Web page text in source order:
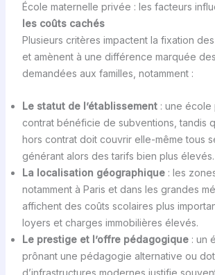
École maternelle privée : les facteurs
les coûts cachés
Plusieurs critères impactent la fixation des
et amènent à une différence marquée
demandées aux familles, notamment :
Le statut de l’établissement: une école
contrat bénéficie de subventions, tandis
hors contrat doit couvrir elle-même tous
générant alors des tarifs bien plus élevés.
La localisation géographique: les
notamment à Paris et dans les grandes
affichent des coûts scolaires plus
loyers et charges immobilières élevés.
Le prestige et l’offre pédagogique: un
prônant une pédagogie alternative ou
d’infrastructures modernes justifie